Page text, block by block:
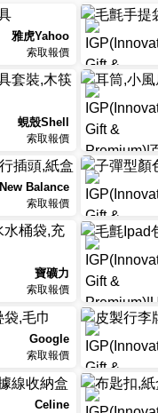
雅虎Yahoo
索取報價
蜆殼Shell
索取報價
New Balance
索取報價
寶礦力
索取報價
Google
索取報價
Celine